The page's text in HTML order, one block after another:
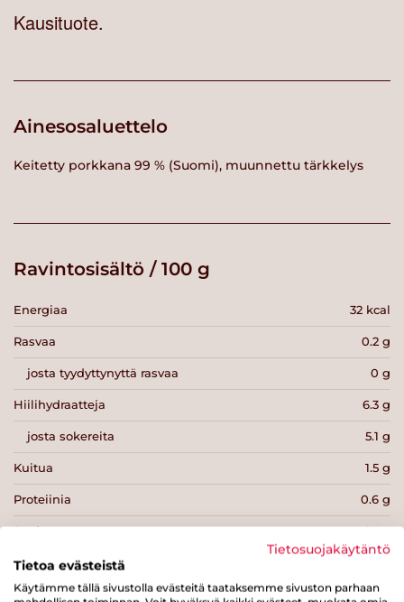
Kausituote.
Ainesosaluettelo
Keitetty porkkana 99 % (Suomi), muunnettu tärkkelys
Ravintosisältö / 100 g
Energiaa 32 kcal
Rasvaa 0.2 g
josta tyydyttynyttä rasvaa 0 g
Hiilihydraatteja 6.3 g
josta sokereita 5.1 g
Kuitua 1.5 g
Proteiinia 0.6 g
Suolaa 0.1 g
Tietosuojakäytäntö
Tietoa evästeistä
Käytämme tällä sivustolla evästeitä taataksemme sivuston parhaan